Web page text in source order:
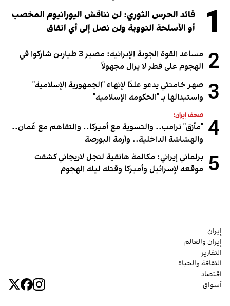
1
قائد الحرس الثوري: لن نناقش اليورانيوم المخصب
أو الأسلحة النووية ولن نصل إلى أي اتفاق
2
مساعد القوة الجوية الإيرانية: مصير 3 طيارين شاركوا في
الهجوم على قطر لا يزال مجهولاً
3 صهر خامنئي يدعو علنًا لإنهاء "الجمهورية الإسلامية"
واستبدالها بـ "الحكومة الإسلامية"
4 صحف إيران:
"مأزق" ترامب.. والتسوية مع أميركا.. والتفاهم مع عُمان..
والهشاشة الداخلية.. وأزمة البورصة
5 برلماني إيراني: مكالمة هاتفية لنجل لاريجاني كشفت
موقعه لإسرائيل وأميركا وقتله ليلة الهجوم
إيران
إيران والعالم
التقارير
الثقافة والحياة
اقتصاد
أسواق